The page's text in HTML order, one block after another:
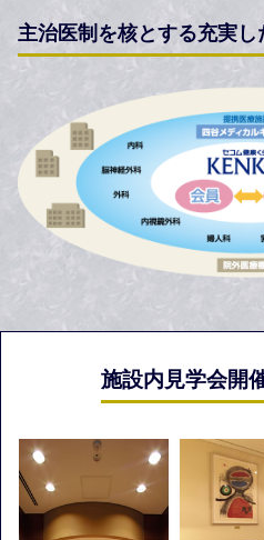
主治医制を核とする充実し
施設内見学会開